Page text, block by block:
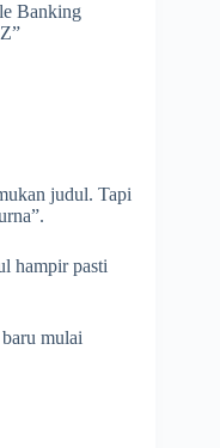
Banking
judul. Tapi
hampir pasti
mulai